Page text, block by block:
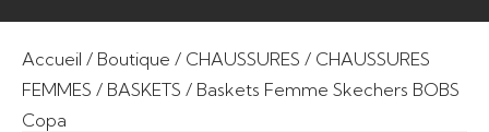
Accueil / Boutique / CHAUSSURES / CHAUSSURES
FEMMES / BASKETS / Baskets Femme Skechers BOBS
Copa